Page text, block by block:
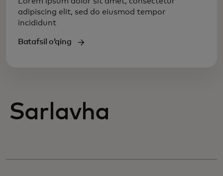
adipiscing elit, sed do eiusmod tempor
incididunt
Batafsil oʻqing
Sarlavha